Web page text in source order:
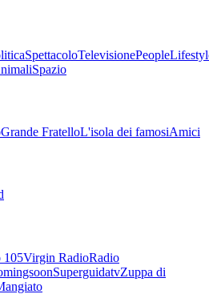
SpettacoloTelevisionePeople
Spazio
Grande FratelloL'isola dei famosiAmici
105Virgin RadioRadio
SuperguidatvZuppa di